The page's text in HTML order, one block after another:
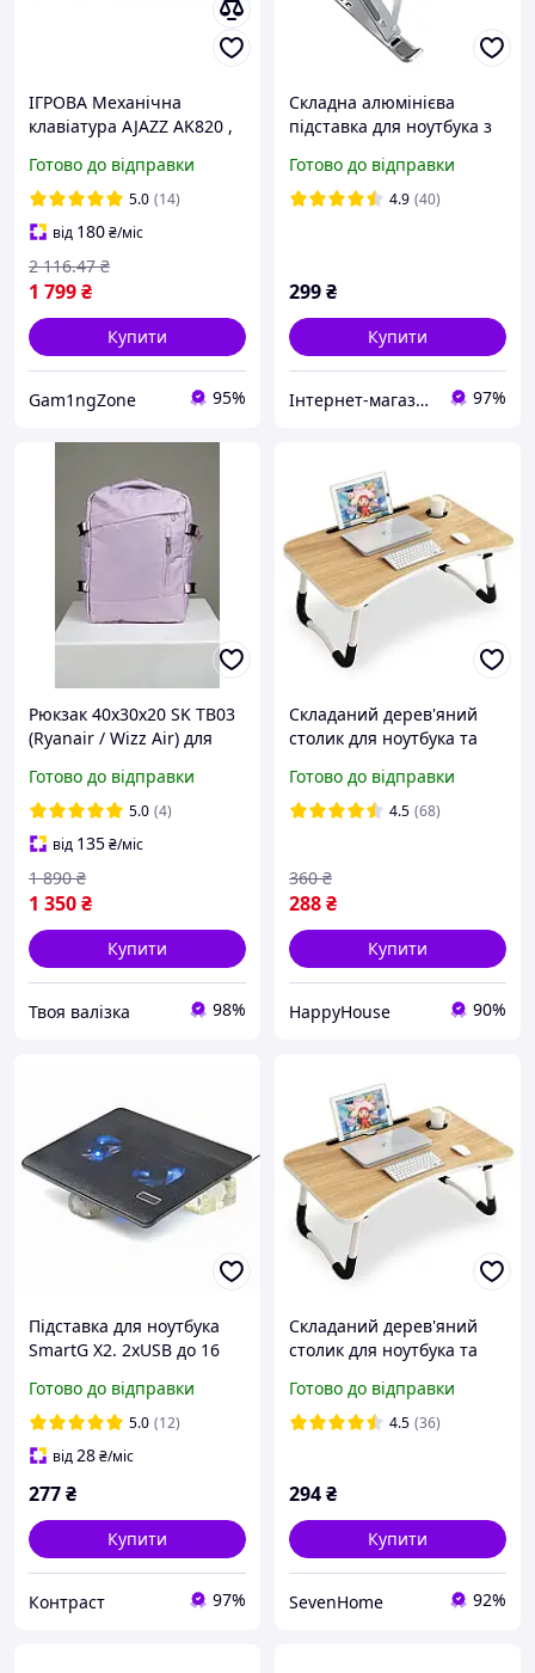
ІГРОВА Механічна
клавіатура AJAZZ AK820 ,
Готово до відправки
5.0 (14)
від 180₴/міс
1 799₴
2 116.47 ₴
Купити
Gam1ngZone 95%
Складна алюмінієва
підставка для ноутбука з
Bodasan (LT-SP)
Готово до відправки
4.9 (40)
299₴
Купити
Інтернет-магазин "4buy" 97%
Рюкзак 40x30x20 SK TB03
(Ryanair / Wizz Air) для
подорожей Фіолетовий
Готово до відправки
5.0 (4)
від 135₴/міс
1 350₴
1 890 ₴
Купити
Твоя валізка 98%
Складаний дерев'яний
столик для ноутбука та
HP227
Готово до відправки
4.5 (68)
288₴
360 ₴
Купити
HappyHouse 90%
Підставка для ноутбука
SmartG X2. 2xUSB до 16
Готово до відправки
5.0 (12)
від28₴/міс
277₴
Купити
Контраст 97%
Складаний дерев'яний
столик для ноутбука та
SV227
Готово до відправки
4.5 (36)
294₴
Купити
SevenHome 92%